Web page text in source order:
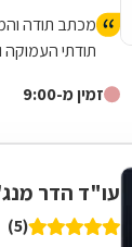
תודתי העמוקה
יוליה הייתה
סבלנות
ובתחושת
זמין מ-9:00
עו"ד הדר
(5)